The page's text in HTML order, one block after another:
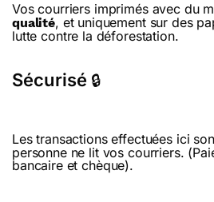
Vos courriers imprimés avec du
qualité, et uniquement sur des
lutte contre la déforestation.
Sécurisé 🔒
Les transactions effectuées ici
personne ne lit vos courriers.
bancaire et chèque).